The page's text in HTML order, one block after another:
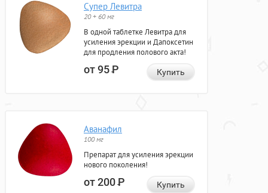
Супер Левитра
20 + 60 мг
В одной таблетке Левитра для
усиления эрекции и Дапоксетин
для продления полового акта!
от 95Р Купить
Аванафил
100 мг
Препарат для усиления эрекции
нового поколения!
от 200Р Купить